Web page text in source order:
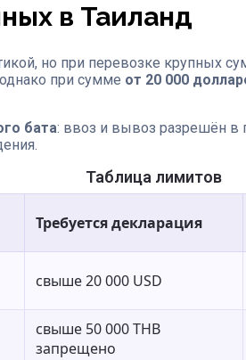
в Таиланд
но при перевозке крупных
при сумме от 20 000
бата: ввоз и вывоз разрешён в
Таблица лимитов
Требуется декларация
свыше 20 000 USD
свыше 50 000 THB
запрещено